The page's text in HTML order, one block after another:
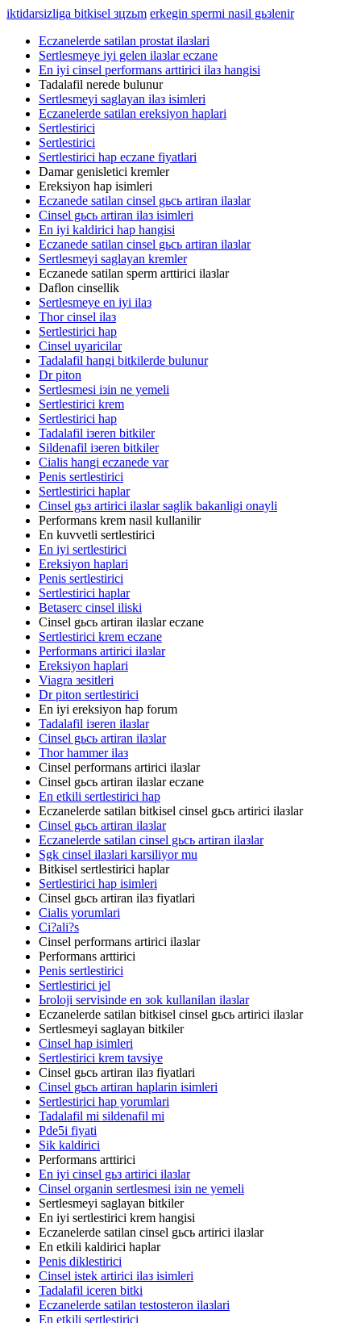
iktidarsizliga bitkisel зцzьm erkegin spermi nasil gьзlenir
Eczanelerde satilan prostat ilaзlari
Sertlesmeye iyi gelen ilaзlar eczane
En iyi cinsel performans arttirici ilaз hangisi
Tadalafil nerede bulunur
Sertlesmeyi saglayan ilaз isimleri
Eczanelerde satilan ereksiyon haplari
Sertlestirici
Sertlestirici
Sertlestirici hap eczane fiyatlari
Damar genisletici kremler
Ereksiyon hap isimleri
Eczanede satilan cinsel gьcь artiran ilaзlar
Cinsel gьcь artiran ilaз isimleri
En iyi kaldirici hap hangisi
Eczanede satilan cinsel gьcь artiran ilaзlar
Sertlesmeyi saglayan kremler
Eczanede satilan sperm arttirici ilaзlar
Daflon cinsellik
Sertlesmeye en iyi ilaз
Thor cinsel ilaз
Sertlestirici hap
Cinsel uyaricilar
Tadalafil hangi bitkilerde bulunur
Dr piton
Sertlesmesi iзin ne yemeli
Sertlestirici krem
Sertlestirici hap
Tadalafil iзeren bitkiler
Sildenafil iзeren bitkiler
Cialis hangi eczanede var
Penis sertlestirici
Sertlestirici haplar
Cinsel gьз artirici ilaзlar saglik bakanligi onayli
Performans krem nasil kullanilir
En kuvvetli sertlestirici
En iyi sertlestirici
Ereksiyon haplari
Penis sertlestirici
Sertlestirici haplar
Betaserc cinsel iliski
Cinsel gьcь artiran ilaзlar eczane
Sertlestirici krem eczane
Performans artirici ilaзlar
Ereksiyon haplari
Viagra зesitleri
Dr piton sertlestirici
En iyi ereksiyon hap forum
Tadalafil iзeren ilaзlar
Cinsel gьcь artiran ilaзlar
Thor hammer ilaз
Cinsel performans artirici ilaзlar
Cinsel gьcь artiran ilaзlar eczane
En etkili sertlestirici hap
Eczanelerde satilan bitkisel cinsel gьcь artirici ilaзlar
Cinsel gьcь artiran ilaзlar
Eczanelerde satilan cinsel gьcь artiran ilaзlar
Sgk cinsel ilaзlari karsiliyor mu
Bitkisel sertlestirici haplar
Sertlestirici hap isimleri
Cinsel gьcь artiran ilaз fiyatlari
Cialis yorumlari
Ci?ali?s
Cinsel performans artirici ilaзlar
Performans arttirici
Penis sertlestirici
Sertlestirici jel
Ьroloji servisinde en зok kullanilan ilaзlar
Eczanelerde satilan bitkisel cinsel gьcь artirici ilaзlar
Sertlesmeyi saglayan bitkiler
Cinsel hap isimleri
Sertlestirici krem tavsiye
Cinsel gьcь artiran ilaз fiyatlari
Cinsel gьcь artiran haplarin isimleri
Sertlestirici hap yorumlari
Tadalafil mi sildenafil mi
Pde5i fiyati
Sik kaldirici
Performans arttirici
En iyi cinsel gьз artirici ilaзlar
Cinsel organin sertlesmesi iзin ne yemeli
Sertlesmeyi saglayan bitkiler
En iyi sertlestirici krem hangisi
Eczanelerde satilan cinsel gьcь artirici ilaзlar
En etkili kaldirici haplar
Penis diklestirici
Cinsel istek artirici ilaз isimleri
Tadalafil iceren bitki
Eczanelerde satilan testosteron ilaзlari
En etkili sertlestirici